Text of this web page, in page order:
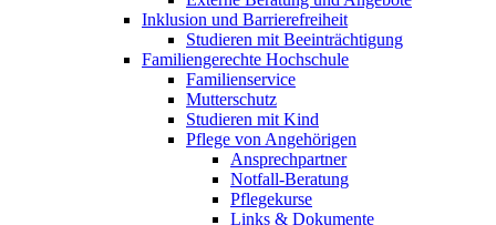
Inklusion und Barrierefreiheit
Studieren mit Beeinträchtigung
Familiengerechte Hochschule
Familienservice
Mutterschutz
Studieren mit Kind
Pflege von Angehörigen
Ansprechpartner
Notfall-Beratung
Pflegekurse
Links & Dokumente